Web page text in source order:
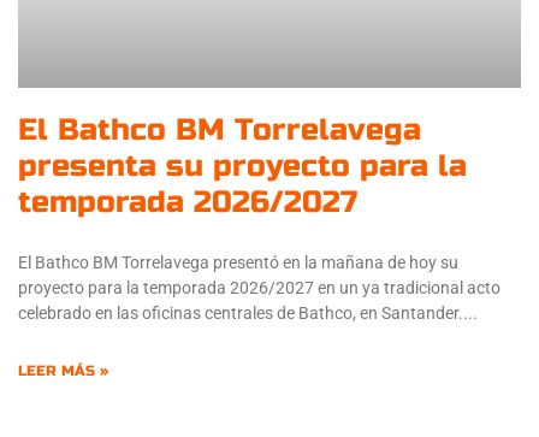
El Bathco BM Torrelavega
presenta su proyecto para la
temporada 2026/2027
El Bathco BM Torrelavega presentó en la mañana de hoy su
proyecto para la temporada 2026/2027 en un ya tradicional acto
celebrado en las oficinas centrales de Bathco, en Santander.
LEER MÁS »